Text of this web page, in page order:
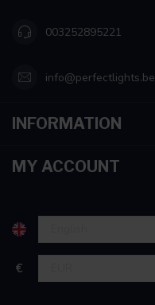
003252895221
info@perfectlights.be
INFORMATION
MY ACCOUNT
€